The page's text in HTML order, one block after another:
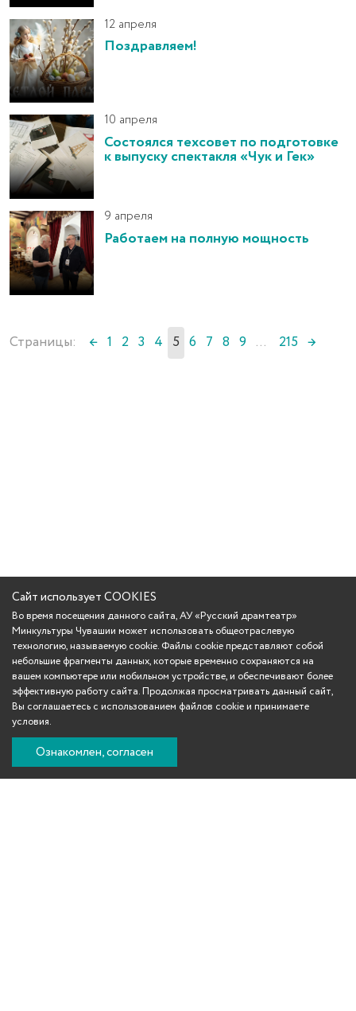
12 апреля
Поздравляем!
10 апреля
Состоялся техсовет по подготовке
к выпуску спектакля «Чук и Гек»
9 апреля
Работаем на полную мощность
Страницы: ← 1 2 3 4 5 6 7 8 9 ... 215 →
Сайт использует COOKIES
Во время посещения данного сайта, АУ «Русский драмтеатр»
Минкультуры Чувашии может использовать общеотраслевую
технологию, называемую cookie. Файлы cookie представляют собой
небольшие фрагменты данных, которые временно сохраняются на
вашем компьютере или мобильном устройстве, и обеспечивают более
эффективную работу сайта. Продолжая просматривать данный сайт,
Вы соглашаетесь с использованием файлов cookie и принимаете
условия.
Ознакомлен, согласен